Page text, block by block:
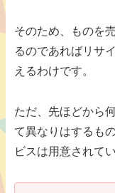
そのため、ものを
るのであればリサ
えるわけです。
ただ、先ほどから
て異なりはするも
ビスは用意されてい